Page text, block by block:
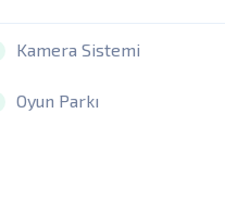
Kamera Sistemi
Oyun Parkı